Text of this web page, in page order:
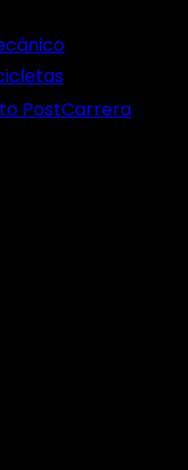
PostCarrera